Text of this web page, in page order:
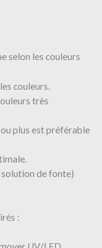
selon les couleurs
couleurs.
très
ou plus est préférable
solution de fonte)
: